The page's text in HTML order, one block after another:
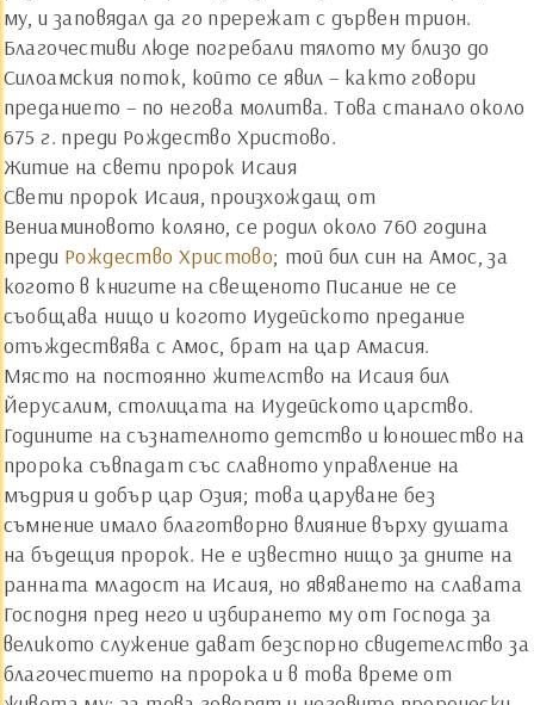
му, и заповядал да го прережат с дървен трион.
Благочестиви люде погребали тялото му близо до
Силоамския поток, който се явил – както говори
преданието – по негова молитва. Това станало около
675 г. преди Рождество Христово.
Житие на свети пророк Исаия
Свети пророк Исаия, произхождащ от
Вениаминовото коляно, се родил около 760 година
преди Рождество Христово; той бил син на Амос, за
когото в книгите на свещеното Писание не се
съобщава нищо и когото Иудейското предание
отъждествява с Амос, брат на цар Амасия.
Място на постоянно жителство на Исаия бил
Йерусалим, столицата на Иудейското царство.
Годините на съзнателното детство и юношество на
пророка съвпадат със славното управление на
мъдрия и добър цар Озия; това царуване без
съмнение имало благотворно влияние върху душата
на бъдещия пророк. Не е известно нищо за дните на
ранната младост на Исаия, но явяването на славата
Господня пред него и избирането му от Господа за
великото служение дават безспорно свидетелство за
благочестието на пророка и в това време от